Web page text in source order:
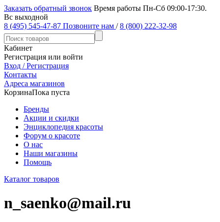
Заказать обратный звонок Время работы Пн-Сб 09:00-17:30.
Вс выходной
8 (495) 545-47-87 Позвоните нам / 8 (800) 222-32-98
Кабинет
Регистрация или войти
Вход / Регистрация
Контакты
Адреса магазинов
КорзинаПока пуста
Бренды
Акции и скидки
Энциклопедия красоты
Форум о красоте
О нас
Наши магазины
Помощь
Каталог товаров
n_saenko@mail.ru